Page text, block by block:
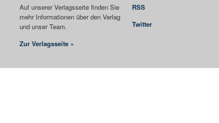
Auf unserer Verlagsseite finden Sie
mehr Informationen über den Verlag
und unser Team.
Zur Verlagsseite »
RSS
Twitter